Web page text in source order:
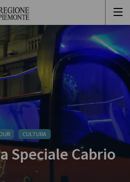
CULTURA
Speciale Cabrio